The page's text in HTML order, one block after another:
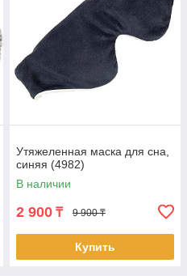
Утяжеленная маска для сна,
синяя (4982)
В наличии
2 900 ₸ 9 900 ₸
Купить